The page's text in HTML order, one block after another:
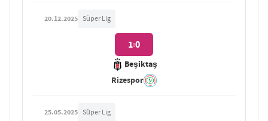
20.12.2025 Süper Lig
Beşiktaş
1:0
Rizespor
25.05.2025 Süper Lig